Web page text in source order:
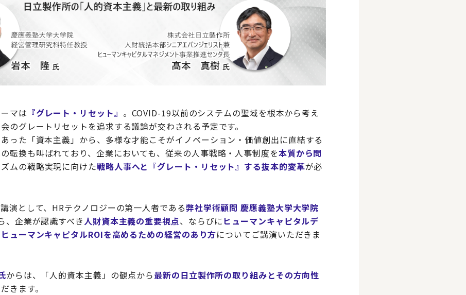
マは 『グレート・リセット』 。COVID-19以前のシステムの聖域を根本から考え
のグレートリセットを追求する議論が交わされる予定です。
った「資本主義」から、多様な才能こそがイノベーション・価値創出に直結する
転換も叫ばれており、企業においても、従来の人事戦略・人事制度を本質から問
ムの戦略実現に向けた戦略人事へと『グレート・リセット』する抜本的変革が必
演として、HRテクノロジーの第一人者である弊社学術顧問 慶應義塾大学大学院
、企業が認識すべき 人財資本主義の重要視点、ならびにヒューマンキャピタルデ
ューマンキャピタルROIを高めるための経営のあり方についてご講演いただきま
からは、「人的資本主義」の観点から最新の日立製作所の取り組みとその方向性
きます。